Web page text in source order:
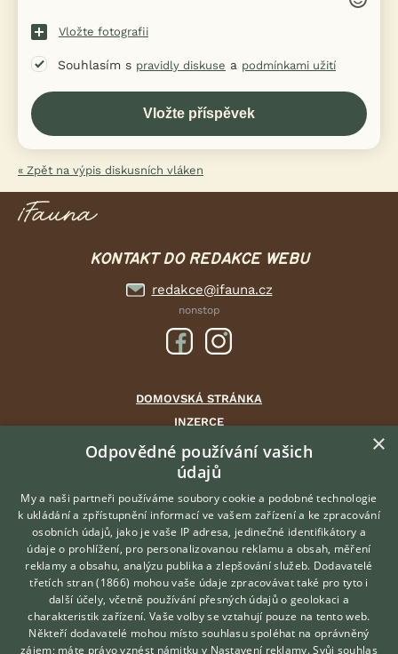
Vložte fotografii
Souhlasím s pravidly diskuse a podmínkami užití
« Zpět na výpis diskusních vláken
KONTAKT DO REDAKCE WEBU
redakce@ifauna.cz
nonstop
DOMOVSKÁ STRÁNKA
INZERCE
DISKUSE
ČLÁNKY
CHOVATELSKÉ STANICE
ATLAS
O nás
Kontakt
Možnosti zvýraznění inzerátů
Podmínky užití
Hledáte zvířecího kamaráda?
Zdarma vám poradí
VETERINÁŘ ONLINE
KONZULTOVAT S
×
Odpovědné používání vašich
údajů
My a naši partneři používáme soubory cookie a podobné technologie
k ukládání a zpřístupnění informací ve vašem zařízení a ke zpracování
osobních údajů, jako je vaše IP adresa, jedinečné identifikátory a
údaje o prohlížení, pro personalizovanou reklamu a obsah, měření
reklamy a obsahu, analýzu publika a zlepšování služeb. Dodavatelé
třetích stran (1866) mohou vaše údaje zpracovávat také pro tyto i
další účely, včetně používání přesných údajů o geolokaci a
charakteristik zařízení. Vaše volby se vztahují pouze na tento web.
Někteří dodavatelé mohou místo souhlasu spoléhat na oprávněný
zájem; máte právo vznést námitku v Nastavení reklamy. Svůj souhlas